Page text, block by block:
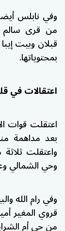
وفي نابلس
من قرى سالم
قبلان وبيت
بمحتوياتها.
اعتقالات في
اعتقلت قوات
بعد مداهمة
واعتقلت
وحي الشمالي
وفي رام الله
قروي المغير
من حي أم